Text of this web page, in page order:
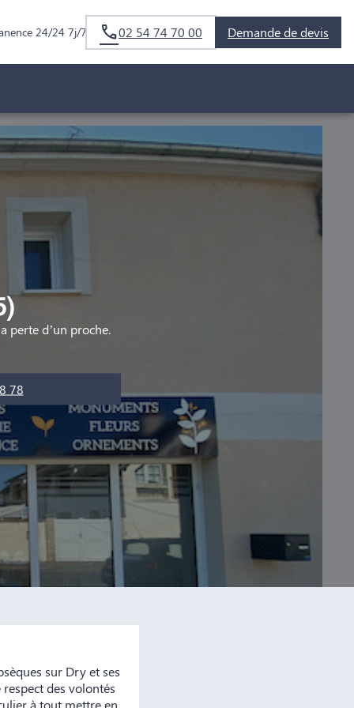
24/24 7j/7 02 54 74 70 00 Demande de devis
perte d’un proche.
78
sur Dry et ses
des volontés
à tout mettre en